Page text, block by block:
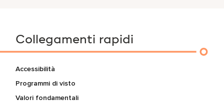
Collegamenti rapidi
Accessibilità
Programmi di visto
Valori fondamentali